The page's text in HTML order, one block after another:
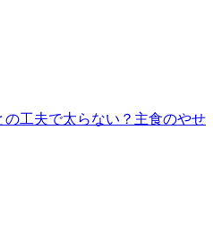
の工夫で太らない？主食のやせ